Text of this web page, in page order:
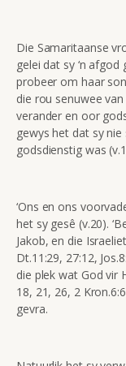
Die Samaritaanse
gelei dat sy ‘n
probeer om haar
die rou senuwee
verander en oor
gewys het dat sy
godsdienstig was
‘Ons en ons
het sy gesê (v.20).
Jakob, en die
Dt.11:29, 27:12,
die plek wat God vir
18, 21, 26, 2
gevra.